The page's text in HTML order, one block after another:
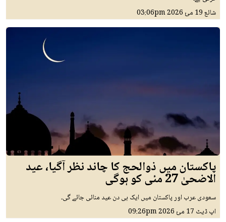
شائع19 مئ 2026 03:06pm
پاکستان میں ذوالحج کا چاند نظر آگیا، عید
الاضحیٰ 27 مئی کو ہوگی
سعودی عرب اور پاکستان میں ایک ہی دن عید منائی جائے گی۔
اپ ڈیٹ 17 مئ 2026 09:26pm